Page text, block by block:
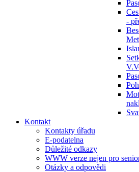
-
Kontakt
Kontakty úřadu
E-podatelna
Důležité odkazy
WWW verze nejen pro
Otázky a odpovědi